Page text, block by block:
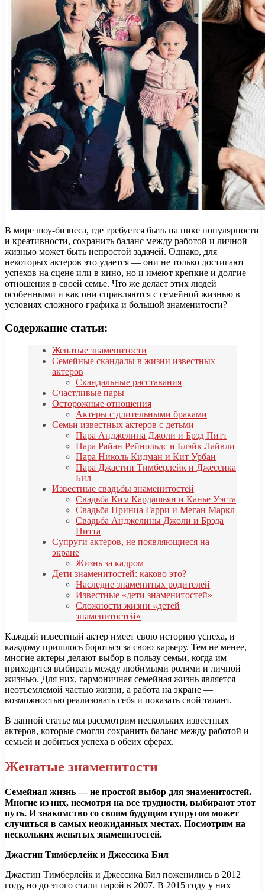
В мире шоу-бизнеса, где требуется быть на пике популярности
и креативности, сохранить баланс между работой и личной
жизнью может быть непростой задачей. Однако, для
некоторых актеров это удается — они не только достигают
успехов на сцене или в кино, но и имеют крепкие и долгие
отношения в своей семье. Что же делает этих людей
особенными и как они справляются с семейной жизнью в
условиях сложного графика и большой знаменитости?
Содержание статьи:
Женатые знаменитости
Семейные скандалы в жизни известных
актеров
Скандальные расставания
Счастливые пары
Осторожные отношения
Актеры с длительными браками
Семьи известных актеров с детьми
Пара Анджелина Джоли и Брэд Питт
Пара Райан Рейнольдс и Блэйк Лайвли
Пара Николь Кидман и Кит Урбан
Пара Джастин Тимберлейк и Джессика
Бил
Известные свадьбы знаменитостей
Свадьба Ким Кардашьян и Канье Уэста
Свадьба Принца Гарри и Меган Маркл
Свадьба Анджелины Джоли и Брэда
Питта
Супруги актеров, не появляющиеся на
экране
Жизнь за кадром
Дети знаменитостей: каково это?
Наследие знаменитых родителей
Известные «дети знаменитостей»
Сложности жизни «детей
знаменитостей»
Каждый известный актер имеет свою историю успеха, и
каждому пришлось бороться за свою карьеру. Тем не менее,
многие актеры делают выбор в пользу семьи, когда им
приходится выбирать между любимыми ролями и личной
жизнью. Для них, гармоничная семейная жизнь является
неотъемлемой частью жизни, а работа на экране —
возможностью реализовать себя и показать свой талант.
В данной статье мы рассмотрим нескольких известных
актеров, которые смогли сохранить баланс между работой и
семьей и добиться успеха в обеих сферах.
Женатые знаменитости
Семейная жизнь — не простой выбор для знаменитостей.
Многие из них, несмотря на все трудности, выбирают этот
путь. И знакомство со своим будущим супругом может
случиться в самых неожиданных местах. Посмотрим на
нескольких женатых знаменитостей.
Джастин Тимберлейк и Джессика Бил
Джастин Тимберлейк и Джессика Бил поженились в 2012
году, но до этого стали парой в 2007. В 2015 году у них